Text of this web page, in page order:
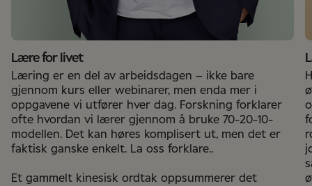
Lære for livet
Læring er en del av arbeidsdagen – ikke bare
gjennom kurs eller webinarer, men enda mer i
oppgavene vi utfører hver dag. Forskning forklarer
ofte hvordan vi lærer gjennom å bruke 70-20-10-
modellen. Det kan høres komplisert ut, men det er
faktisk ganske enkelt. La oss forklare..
Et gammelt kinesisk ordtak oppsummerer det